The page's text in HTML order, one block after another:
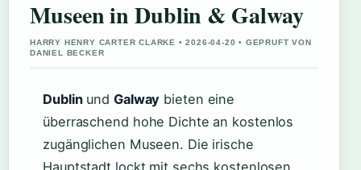
Museen in Dublin & Galway
HARRY HENRY CARTER CLARKE • 2026-04-20 • GEPRUFT VON
DANIEL BECKER
Dublinund Galway bieten eine
überraschend hohe Dichte an kostenlos
zugänglichen Museen. Die irische
Hauptstadt lockt mit sechs kostenlosen